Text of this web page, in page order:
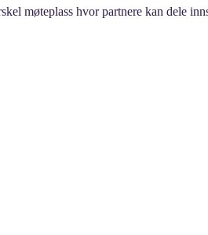
møteplass hvor partnere kan dele